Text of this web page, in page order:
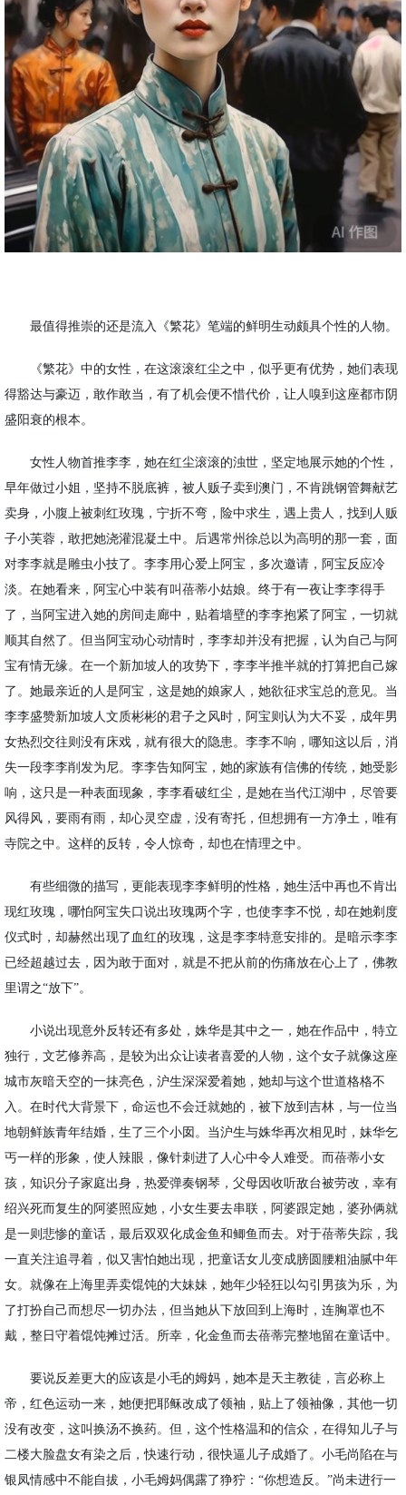
最值得推崇的还是流入《繁花》笔端的鲜明生动颇具个性的人物。
《繁花》中的女性，在这滚滚红尘之中，似乎更有优势，她们表现
得豁达与豪迈，敢作敢当，有了机会便不惜代价，让人嗅到这座都市阴
盛阳衰的根本。
女性人物首推李李，她在红尘滚滚的浊世，坚定地展示她的个性，
早年做过小姐，坚持不脱底裤，被人贩子卖到澳门，不肯跳钢管舞献艺
卖身，小腹上被刺红玫瑰，宁折不弯，险中求生，遇上贵人，找到人贩
子小芙蓉，敢把她浇灌混凝土中。后遇常州徐总以为高明的那一套，面
对李李就是雕虫小技了。李李用心爱上阿宝，多次邀请，阿宝反应冷
淡。在她看来，阿宝心中装有叫蓓蒂小姑娘。终于有一夜让李李得手
了，当阿宝进入她的房间走廊中，贴着墙壁的李李抱紧了阿宝，一切就
顺其自然了。但当阿宝动心动情时，李李却并没有把握，认为自己与阿
宝有情无缘。在一个新加坡人的攻势下，李李半推半就的打算把自己嫁
了。她最亲近的人是阿宝，这是她的娘家人，她欲征求宝总的意见。当
李李盛赞新加坡人文质彬彬的君子之风时，阿宝则认为大不妥，成年男
女热烈交往则没有床戏，就有很大的隐患。李李不响，哪知这以后，消
失一段李李削发为尼。李李告知阿宝，她的家族有信佛的传统，她受影
响，这只是一种表面现象，李李看破红尘，是她在当代江湖中，尽管要
风得风，要雨有雨，却心灵空虚，没有寄托，但想拥有一方净土，唯有
寺院之中。这样的反转，令人惊奇，却也在情理之中。
有些细微的描写，更能表现李李鲜明的性格，她生活中再也不肯出
现红玫瑰，哪怕阿宝失口说出玫瑰两个字，也使李李不悦，却在她剃度
仪式时，却赫然出现了血红的玫瑰，这是李李特意安排的。是暗示李李
已经超越过去，因为敢于面对，就是不把从前的伤痛放在心上了，佛教
里谓之“放下”。
小说出现意外反转还有多处，姝华是其中之一，她在作品中，特立
独行，文艺修养高，是较为出众让读者喜爱的人物，这个女子就像这座
城市灰暗天空的一抹亮色，沪生深深爱着她，她却与这个世道格格不
入。在时代大背景下，命运也不会迁就她的，被下放到吉林，与一位当
地朝鲜族青年结婚，生了三个小囡。当沪生与姝华再次相见时，妹华乞
丐一样的形象，使人辣眼，像针刺进了人心中令人难受。而蓓蒂小女
孩，知识分子家庭出身，热爱弹奏钢琴，父母因收听敌台被劳改，幸有
绍兴死而复生的阿婆照应她，小女生要去串联，阿婆跟定她，婆孙俩就
是一则悲惨的童话，最后双双化成金鱼和鲫鱼而去。对于蓓蒂失踪，我
一直关注追寻着，似又害怕她出现，把童话女儿变成膀圆腰粗油腻中年
女。就像在上海里弄卖馄饨的大妹妹，她年少轻狂以勾引男孩为乐，为
了打扮自己而想尽一切办法，但当她从下放回到上海时，连胸罩也不
戴，整日守着馄饨摊过活。所幸，化金鱼而去蓓蒂完整地留在童话中。
要说反差更大的应该是小毛的姆妈，她本是天主教徒，言必称上
帝，红色运动一来，她便把耶稣改成了领袖，贴上了领袖像，其他一切
没有改变，这叫换汤不换药。但，这个性格温和的信众，在得知儿子与
二楼大脸盘女有染之后，快速行动，很快逼儿子成婚了。小毛尚陷在与
银凤情感中不能自拔，小毛姆妈偶露了狰狞： “你想造反。”尚未进行一